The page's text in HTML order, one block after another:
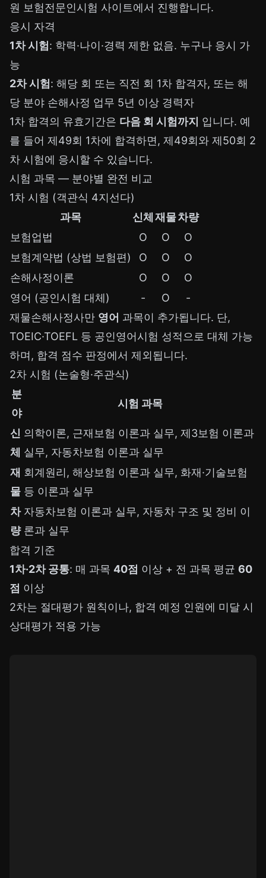
원 보험전문인시험 사이트에서 진행합니다.
응시 자격
1차 시험: 학력·나이·경력 제한 없음. 누구나 응시 가
능
2차 시험: 해당 회 또는 직전 회 1차 합격자, 또는 해
당 분야 손해사정 업무 5년 이상 경력자
1차 합격의 유효기간은 다음 회 시험까지 입니다. 예
를 들어 제49회 1차에 합격하면, 제49회와 제50회 2
차 시험에 응시할 수 있습니다.
시험 과목 — 분야별 완전 비교
1차 시험 (객관식 4지선다)
과목
신체 재물차량
보험업법
O O
O
보험계약법 (상법 보험편)
O O
O
손해사정이론
O O
O
영어 (공인시험 대체)
- O
-
재물손해사정사만 영어 과목이 추가됩니다. 단,
TOEIC·TOEFL 등 공인영어시험 성적으로 대체 가능
하며, 합격 점수 판정에서 제외됩니다.
2차 시험 (논술형·주관식)
분
야
시험 과목
신
체
의학이론, 근재보험 이론과 실무, 제3보험 이론과
실무, 자동차보험 이론과 실무
재
물
회계원리, 해상보험 이론과 실무, 화재·기술보험
등 이론과 실무
차
량
자동차보험 이론과 실무, 자동차 구조 및 정비 이
론과 실무
합격 기준
1차·2차 공통: 매 과목 40점 이상 + 전 과목 평균 60
점 이상
2차는 절대평가 원칙이나, 합격 예정 인원에 미달 시
상대평가 적용 가능